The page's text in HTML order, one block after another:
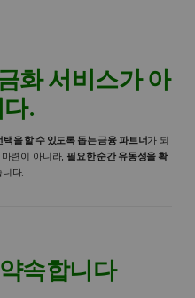
화 서비스가 아
.
을 할 수 있도록 돕는 금융 파트너가 되
련이 아니라, 필요한 순간 유동성을 확
다.
속합니다